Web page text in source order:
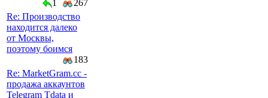
1
267
Re: Производство
находится далеко
от Москвы,
поэтому боимся
183
Re: MarketGram.cc -
продажа аккаунтов
Telegram Tdata и